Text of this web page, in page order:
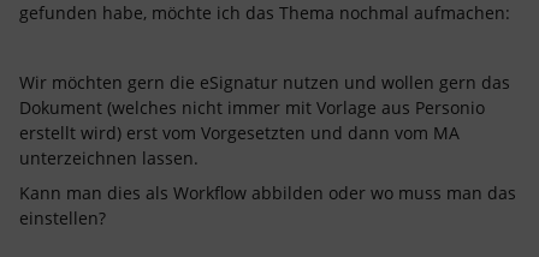
gefunden habe, möchte ich das Thema nochmal aufmachen:
Wir möchten gern die eSignatur nutzen und wollen gern das
Dokument (welches nicht immer mit Vorlage aus Personio
erstellt wird) erst vom Vorgesetzten und dann vom MA
unterzeichnen lassen.
Kann man dies als Workflow abbilden oder wo muss man das
einstellen?